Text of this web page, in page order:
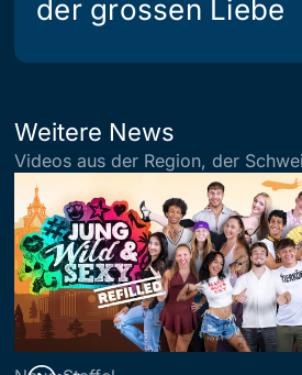
der grossen Liebe
Weitere News
Videos aus der Region, der